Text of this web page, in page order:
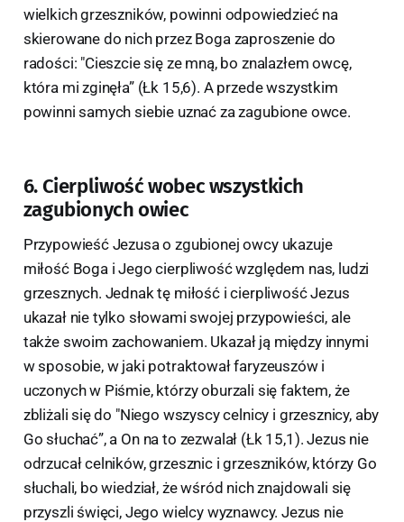
wielkich grzeszników, powinni odpowiedzieć na
skierowane do nich przez Boga zaproszenie do
radości: "Cieszcie się ze mną, bo znalazłem owcę,
która mi zginęła” (Łk 15,6). A przede wszystkim
powinni samych siebie uznać za zagubione owce.
6. Cierpliwość wobec wszystkich
zagubionych owiec
Przypowieść Jezusa o zgubionej owcy ukazuje
miłość Boga i Jego cierpliwość względem nas, ludzi
grzesznych. Jednak tę miłość i cierpliwość Jezus
ukazał nie tylko słowami swojej przypowieści, ale
także swoim zachowaniem. Ukazał ją między innymi
w sposobie, w jaki potraktował faryzeuszów i
uczonych w Piśmie, którzy oburzali się faktem, że
zbliżali się do "Niego wszyscy celnicy i grzesznicy, aby
Go słuchać”, a On na to zezwalał (Łk 15,1). Jezus nie
odrzucał celników, grzesznic i grzeszników, którzy Go
słuchali, bo wiedział, że wśród nich znajdowali się
przyszli święci, Jego wielcy wyznawcy. Jezus nie